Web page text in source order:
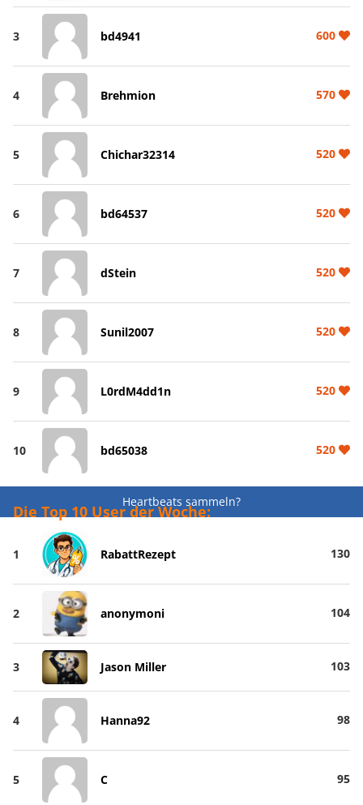
3 bd4941 600
4 Brehmion 570
5 Chichar32314 520
6 bd64537 520
7 dStein 520
8 Sunil2007 520
9 L0rdM4dd1n 520
10 bd65038 520
Heartbeats sammeln?
Die Top 10 User der Woche:
1 RabattRezept 130
2 anonymoni 104
3 Jason Miller 103
4 Hanna92 98
5 C 95